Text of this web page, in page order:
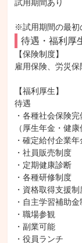
試用期間あり
※試用期間の最初
待遇・福利厚
【保険制度】
雇用保険、労災
【福利厚生】
待遇
・各種社会保険完
（厚生年金・健
・確定給付企業年
・社員販売制度
・定期健康診断
・各種研修制度
・資格取得支援制
・自主学習補助
・職場参観
・副業可能
・役員ランチ